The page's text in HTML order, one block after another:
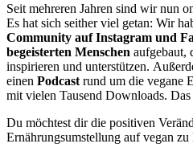
Seit mehreren Jahren sind wir nun
Es hat sich seither viel getan: Wir
Community auf Instagram und
begeisterten Menschen aufgebaut,
inspirieren und unterstützen.
einen Podcast rund um die vegane
mit vielen Tausend Downloads.
Du möchtest dir die positiven
Ernährungsumstellung auf vegan zu